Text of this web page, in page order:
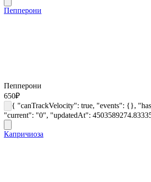
Пепперони
Пепперони
650₽
{ "canTrackVelocity": true, "events": {},
"current": "0", "updatedAt":
Капричиоза